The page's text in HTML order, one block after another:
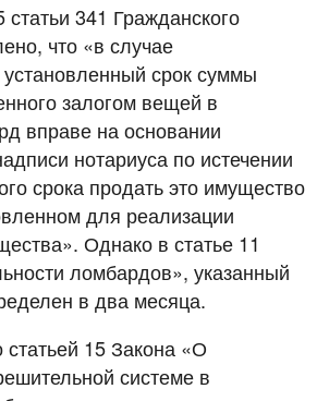
статьи 341 Гражданского
что «в случае
срок суммы
залогом вещей в
вправе на основании
нотариуса по истечении
срока продать это имущество
для реализации
Однако в статье 11
ломбардов», указанный
в два месяца.
статьей 15 Закона «О
системе в